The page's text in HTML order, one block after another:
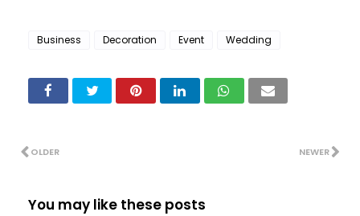
Business Decoration Event Wedding
NEWER
OLDER
You may like these posts